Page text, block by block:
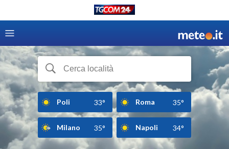
Poli 33° Roma 35°
Milano 35° Napoli 34°